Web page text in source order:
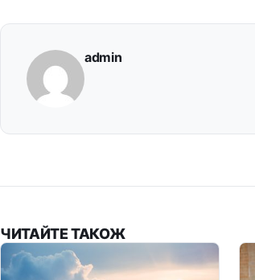
admin
ЧИТАЙТЕ ТАКОЖ